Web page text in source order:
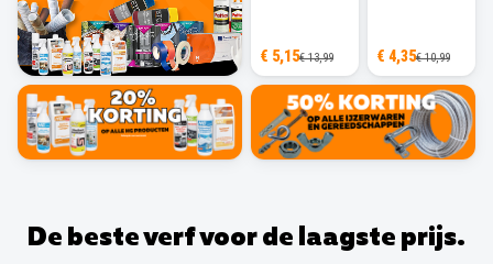
€ 5,15€ 13,99 € 4,35€ 10,99
De beste verf voor de laagste prijs.